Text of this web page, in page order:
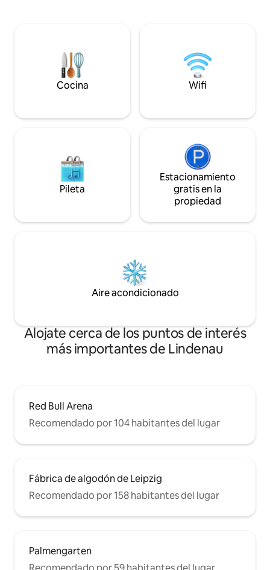
Alojamiento apto para mascotas
Ambiente
Cocina Wifi
Pileta
Estacionamiento
gratis en la
propiedad
Aire acondicionado
Alojate cerca de los puntos de interés
más importantes de Lindenau
Red Bull Arena
Recomendado por 104 habitantes del lugar
Fábrica de algodón de Leipzig
Recomendado por 158 habitantes del lugar
Palmengarten